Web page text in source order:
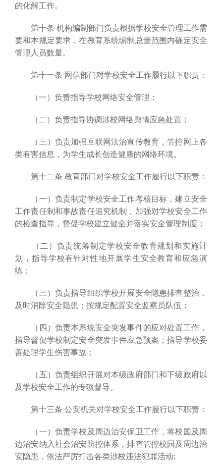
的化解工作。
第十条 机构编制部门负责根据学校安全管理工作需
要和本规定要求，在教育系统编制总量范围内确定安全
管理人员数量。
第十一条 网信部门对学校安全工作履行以下职责：
（一）负责指导学校网络安全管理；
（二）负责指导协调涉校网络舆情应急处置；
（三）负责加强互联网法治宣传教育，管控网上各
类有害信息，为学生成长创造健康的网络环境。
第十二条 教育部门对学校安全工作履行以下职责：
（一）负责制定学校安全工作考核目标，建立安全
工作责任制和事故责任追究机制，加强对学校安全工作
的检查指导，督促学校建立健全并落实安全管理制度；
（二）负责统筹制定学校安全教育规划和实施计
划，指导学校有针对性地开展学生安全教育和应急演
练；
（三）负责指导组织学校开展安全隐患排查整治，
及时消除安全隐患；按规定配置安全监察员队伍；
（四）负责本系统安全突发事件的应对处置工作，
指导督促学校制定安全突发事件应急预案；指导学校妥
善处理学生伤害事故；
（五）负责组织开展对本级政府部门和下级政府以
及学校安全工作的专项督导。
第十三条 公安机关对学校安全工作履行以下职责：
（一）负责学校及周边治安保卫工作，将校园及周
边治安纳入社会治安防控体系，排查管控校园及周边治
安隐患，依法严厉打击各类涉校违法犯罪活动;